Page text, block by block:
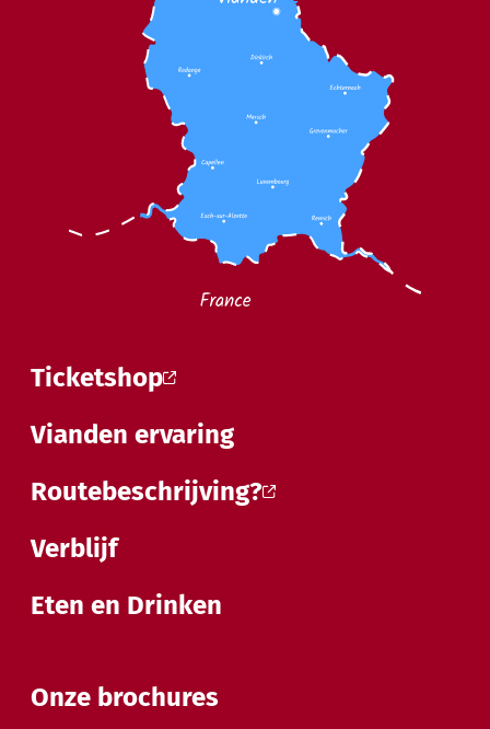
Ticketshop
Vianden ervaring
Routebeschrijving?
Verblijf
Eten en Drinken
Onze brochures